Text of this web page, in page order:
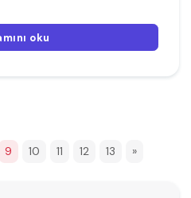
oku
9 10 11 12 13 »